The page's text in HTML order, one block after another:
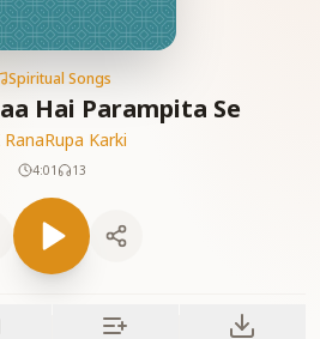
Spiritual Songs
Hai Parampita Se
RanaRupa Karki
4:01 13